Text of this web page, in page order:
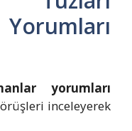
yorumları
inceleyerek